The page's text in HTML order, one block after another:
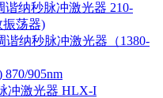
纳秒脉冲激光器 210-
振荡器)
谐纳秒脉冲激光器（1380-
905nm
冲激光器 HLX-I